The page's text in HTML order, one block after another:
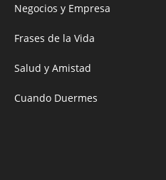
Negocios y Empresa
Frases de la Vida
Salud y Amistad
Cuando Duermes